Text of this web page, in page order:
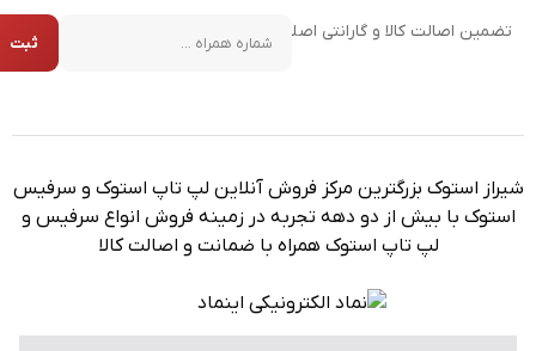
تضمین اصالت کالا و گارانتی اصلیشماره همراه
ثبت
شیراز استوک بزرگترین مرکز فروش آنلاین لپ تاپ استوک و سرفیس
استوک با بیش از دو دهه تجربه در زمینه فروش انواع سرفیس و
لپ تاپ استوک همراه با ضمانت و اصالت کالا